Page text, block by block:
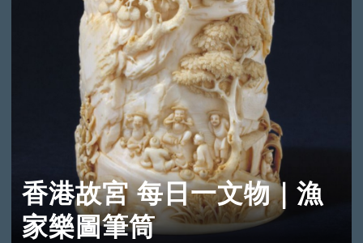
香港故宮 每日一文物｜漁
家樂圖筆筒